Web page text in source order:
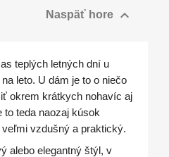
Naspäť hore 
teplých letných dní u
leto. U dám je to o niečo
okrem krátkych nohavíc aj
to teda naozaj kúsok
vzdušný a praktický.
alebo elegantný štýl, v